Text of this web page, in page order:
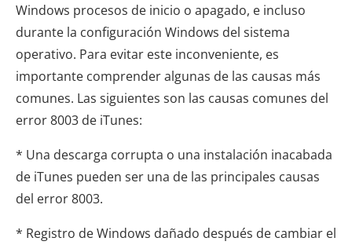
Windows procesos de inicio o apagado, e incluso
durante la configuración Windows del sistema
operativo. Para evitar este inconveniente, es
importante comprender algunas de las causas más
comunes. Las siguientes son las causas comunes del
error 8003 de iTunes:
* Una descarga corrupta o una instalación inacabada
de iTunes pueden ser una de las principales causas
del error 8003.
* Registro de Windows dañado después de cambiar el